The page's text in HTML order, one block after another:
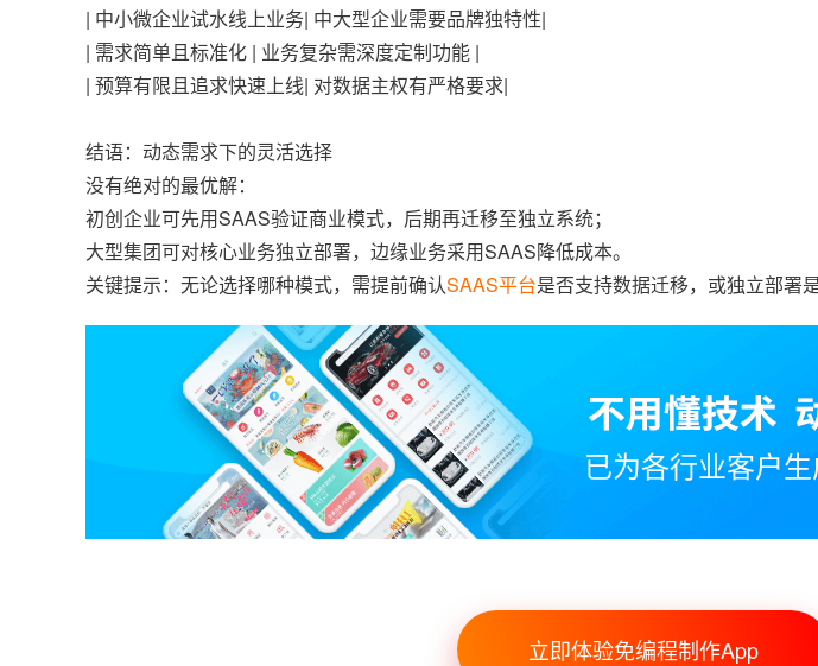
| 中小微企业试水线上业务| 中大型企业需要品牌独特性|
| 需求简单且标准化 | 业务复杂需深度定制功能 |
| 预算有限且追求快速上线| 对数据主权有严格要求|
结语：动态需求下的灵活选择
没有绝对的最优解：
初创企业可先用SAAS验证商业模式，后期再迁移至独立系统；
大型集团可对核心业务独立部署，边缘业务采用SAAS降低成本。
关键提示：无论选择哪种模式，需提前确认SAAS平台是否支持数据迁移，或独立部署
已为各行业客户
立即体验免编程制作App